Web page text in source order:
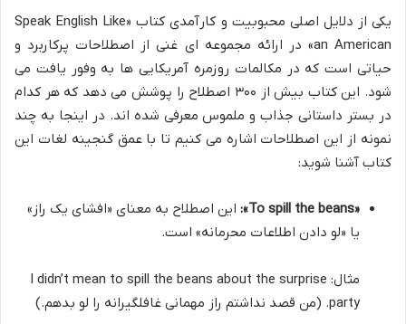
یکی از دلایل اصلی محبوبیت و کارآمدی کتاب «Speak English Like
an American» در ارائه مجموعه ای غنی از اصطلاحات پرکاربرد و
حیاتی است که در مکالمات روزمره آمریکایی ها به وفور یافت می
شود. این کتاب بیش از ۳۰۰ اصطلاح را پوشش می دهد که هر کدام
در بستر داستانی جذاب و ملموس معرفی شده اند. در اینجا به چند
نمونه از این اصطلاحات اشاره می کنیم تا با عمق گنجینه لغات این
کتاب آشنا شوید:
«To spill the beans»:
این اصطلاح به معنای «افشای یک راز»
یا «لو دادن اطلاعات محرمانه» است.
مثال: I didn’t mean to spill the beans about the surprise
party. (من قصد نداشتم راز مهمانی غافلگیرانه را لو بدهم.)